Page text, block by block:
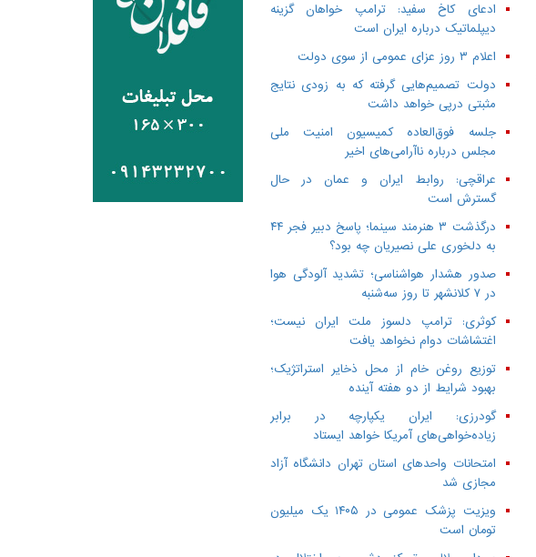
ادعای کاخ سفید: ترامپ خواهان گزینه
دیپلماتیک درباره ایران است
اعلام ۳ روز عزای عمومی از سوی دولت
دولت تصمیم‌هایی گرفته که به زودی نتایج
مثبتی درپی خواهد داشت
جلسه فوق‌العاده کمیسیون امنیت ملی
مجلس درباره ناآرامی‌های اخیر
عراقچی: روابط ایران و عمان در حال
گسترش است
درگذشت ۳ هنرمند سینما؛ پاسخ دبیر فجر ۴۴
به دلخوری علی نصیریان چه بود؟
صدور هشدار هواشناسی؛ تشدید آلودگی هوا
در ۷ کلانشهر تا روز سه‌شنبه
کوثری: ترامپ دلسوز ملت ایران نیست؛
اغتشاشات دوام نخواهد یافت
توزیع روغن خام از محل ذخایر استراتژیک؛
بهبود شرایط از دو هفته آینده
گودرزی: ایران یکپارچه در برابر
زیاده‌خواهی‌های آمریکا خواهد ایستاد
امتحانات واحدهای استان تهران دانشگاه آزاد
مجازی شد
ویزیت پزشک عمومی در ۱۴۰۵ یک میلیون
تومان است